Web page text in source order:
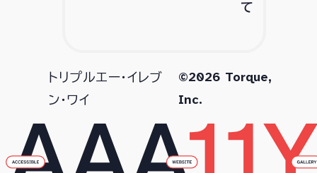
て
トリプルエー・イレブ
ン・ワイ
©2026 Torque,
Inc.